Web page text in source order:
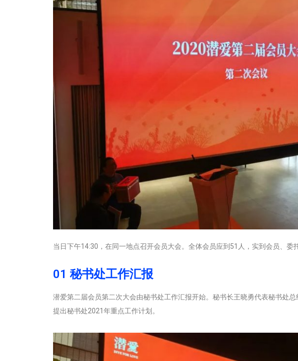
当日下午14:30，在同一地点召开会员大会。全体会员应到51人，实到会员、委
01 秘书处工作汇报
潜爱第二届会员第二次大会由秘书处工作汇报开始。秘书长王晓勇代表秘书处
提出秘书处2021年重点工作计划。